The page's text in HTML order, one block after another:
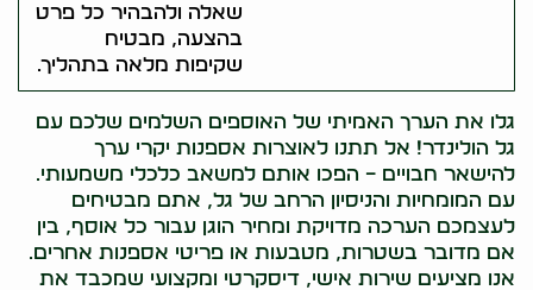
שאלה ולהבהיר כל פרט
בהצעה, מבטיח
שקיפות מלאה בתהליך.
גלו את הערך האמיתי של האוספים השלמים שלכם עם
גל הולינדר! אל תתנו לאוצרות אספנות יקרי ערך
להישאר חבויים – הפכו אותם למשאב כלכלי משמעותי.
עם המומחיות והניסיון הרחב של גל, אתם מבטיחים
לעצמכם הערכה מדויקת ומחיר הוגן עבור כל אוסף, בין
אם מדובר בשטרות, מטבעות או פריטי אספנות אחרים.
אנו מציעים שירות אישי, דיסקרטי ומקצועי שמכבד את